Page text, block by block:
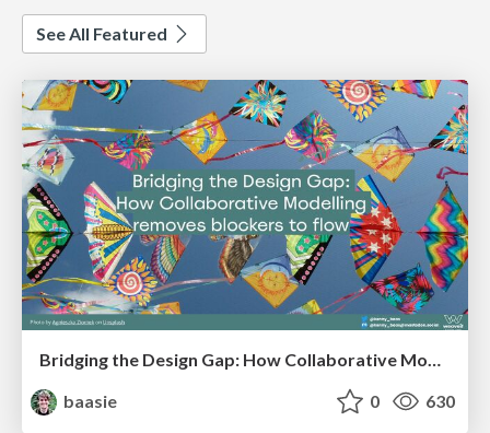
See All Featured
Bridging the Design Gap: How Collaborative Modelling removes blockers to flow between stakeholders and teams @FastFlow conf
baasie
0 630